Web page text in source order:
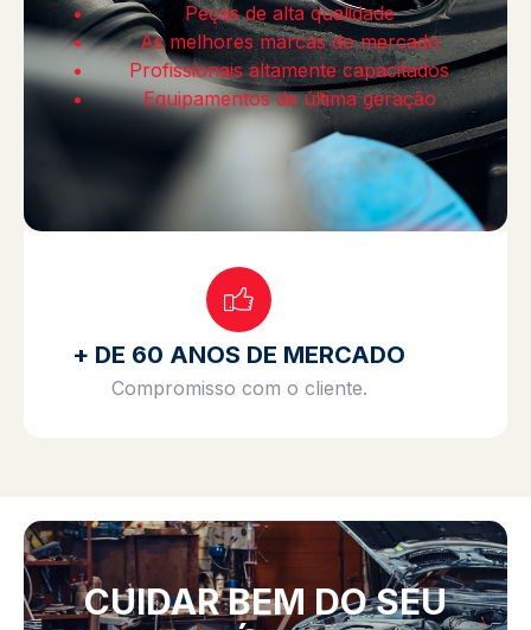
Peças de alta qualidade
As melhores marcas do mercado
Profissionais altamente capacitados
Equipamentos de última geração
+ DE 60 ANOS DE MERCADO
Compromisso com o cliente.
CUIDAR BEM DO SEU